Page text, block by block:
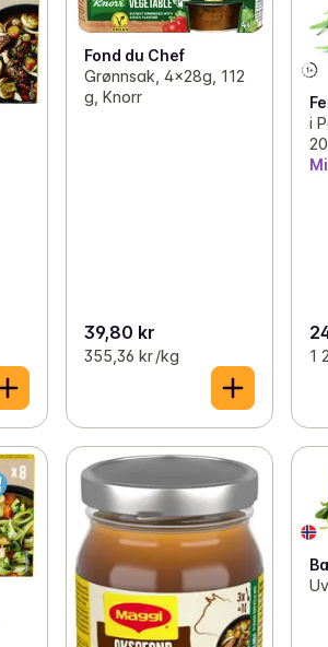
Fond du Chef
Grønnsak, 4x28g, 112
g, Knorr
39,80 kr
355,36 kr /kg
i
1